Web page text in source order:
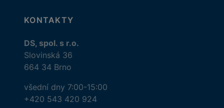
KONTAKTY
DS, spol. s r.o.
Slovinská 36
664 34 Brno
všední dny 7:00-15:00
+420 543 420 924